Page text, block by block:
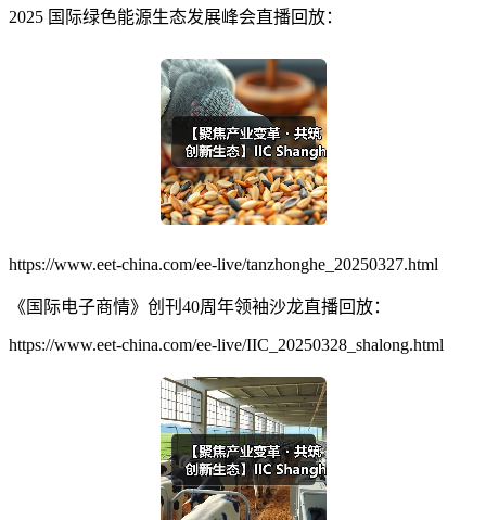
2025 国际绿色能源生态发展峰会直播回放：
https://www.eet-china.com/ee-live/tanzhonghe_20250327.html
《国际电子商情》创刊40周年领袖沙龙直播回放：
https://www.eet-china.com/ee-live/IIC_20250328_shalong.html